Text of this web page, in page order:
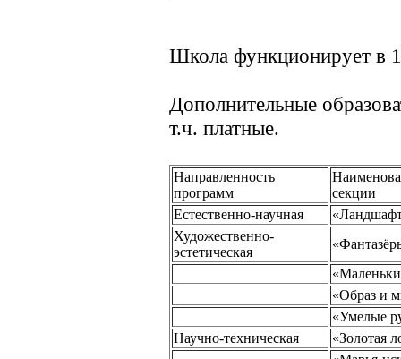
Школа функционирует в
Дополнительные
т.ч. платные.
Направленность
программ
секции
Естественно-научная
Художественно-
эстетическая
«Образ и
«Умелые
Научно-техническая
«Золотая